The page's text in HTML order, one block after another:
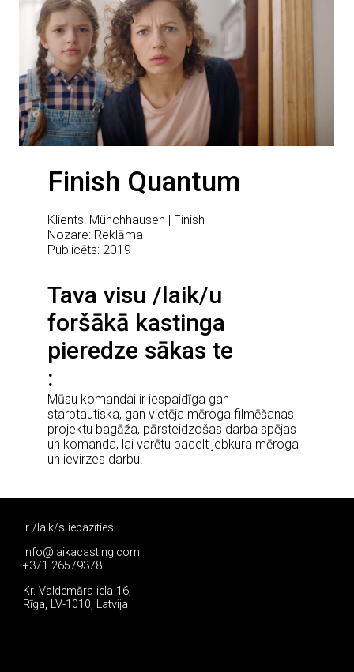
Finish Quantum
Klients: Münchhausen | Finish
Nozare: Reklāma
Publicēts: 2019
Tava visu /laik/u
foršākā kastinga
pieredze sākas te
Mūsu komandai ir iespaidīga gan
starptautiska, gan vietēja mēroga filmēšanas
projektu bagāža, pārsteidzošas darba spējas
un komanda, lai varētu pacelt jebkura mēroga
un ievirzes darbu.
Ir /laik/s iepazīties!
info@laikacasting.com
+371 26579378
Kr. Valdemāra iela 16,
Rīga, LV-1010, Latvija